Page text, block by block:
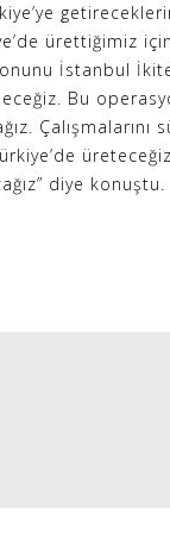
ürettiğimiz
İstanbul
Bu
Çalışmalarını
diye konuştu.